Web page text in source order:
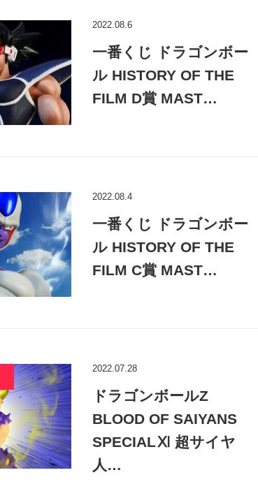
2022.08.6
一番くじ ドラゴンボー
ル HISTORY OF THE
FILM D賞 MAST…
2022.08.4
一番くじ ドラゴンボー
ル HISTORY OF THE
FILM C賞 MAST…
2022.07.28
ドラゴンボールZ
BLOOD OF SAIYANS
SPECIALⅪ 超サイヤ
人…